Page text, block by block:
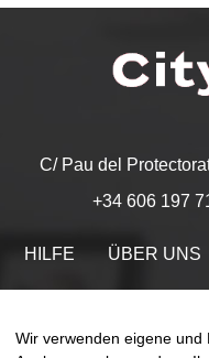
C/ Pau del
+34 606 197
HILFE ÜBER UNS
Wir verwenden eigene und